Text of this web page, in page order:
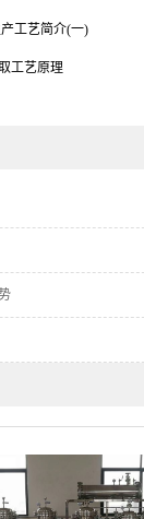
工艺简介(一)
工艺原理